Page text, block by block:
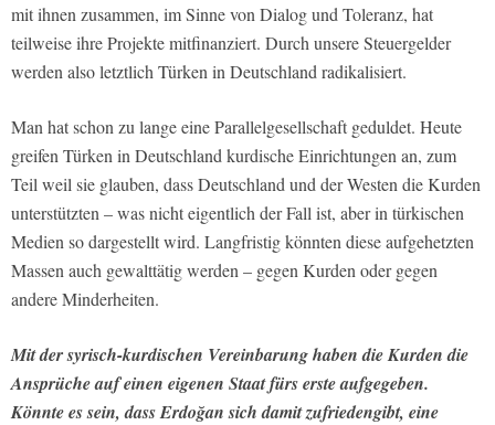
mit ihnen zusammen, im Sinne von Dialog und Toleranz, hat
teilweise ihre Projekte mitfinanziert. Durch unsere Steuergelder
werden also letztlich Türken in Deutschland radikalisiert.
Man hat schon zu lange eine Parallelgesellschaft geduldet. Heute
greifen Türken in Deutschland kurdische Einrichtungen an, zum
Teil weil sie glauben, dass Deutschland und der Westen die Kurden
unterstützten – was nicht eigentlich der Fall ist, aber in türkischen
Medien so dargestellt wird. Langfristig könnten diese aufgehetzten
Massen auch gewalttätig werden – gegen Kurden oder gegen
andere Minderheiten.
Mit der syrisch-kurdischen Vereinbarung haben die Kurden die
Ansprüche auf einen eigenen Staat fürs erste aufgegeben.
Könnte es sein, dass Erdoğan sich damit zufriedengibt, eine